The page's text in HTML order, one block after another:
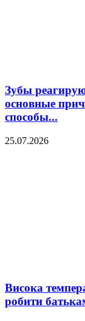
Зубы
основные
способы...
25.07.2026
Висока
робити